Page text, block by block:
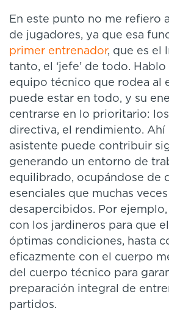
En este punto no me refiero
de jugadores, ya que esa
primer entrenador, que es el
tanto, el ‘jefe’ de todo. Hablo
equipo técnico que rodea al
puede estar en todo, y su
centrarse en lo prioritario:
directiva, el rendimiento. Ahí
asistente puede contribuir
generando un entorno de
equilibrado, ocupándose de
esenciales que muchas
desapercibidos. Por
con los jardineros para que
óptimas condiciones, hasta
eficazmente con el cuerpo
del cuerpo técnico para
preparación integral de
partidos.